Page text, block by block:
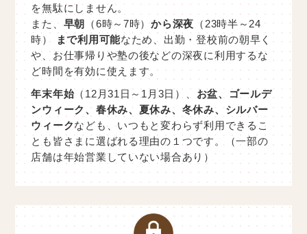
を無駄にしません。
また、 早朝 （6時～7時）から深夜 （23時半～24
時）
まで利用可能なため、出勤・登校前の朝早く
や、お仕事帰りや塾の後などの深夜に利用するな
ど時間を有効に使えます。
年末年始 （12月31日～1月3日）、 お盆、ゴールデ
ンウィーク、春休み、夏休み、冬休み、シルバー
ウィークなども、いつもと変わらず利用できるこ
とも皆さまに選ばれる理由の１つです。（一部の
店舗は年始営業していない場合あり）